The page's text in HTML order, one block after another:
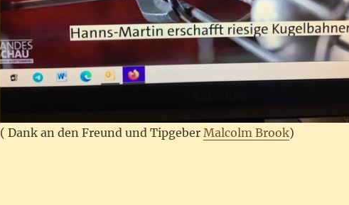
( Dank an den Freund und Tipgeber Malcolm Brook)